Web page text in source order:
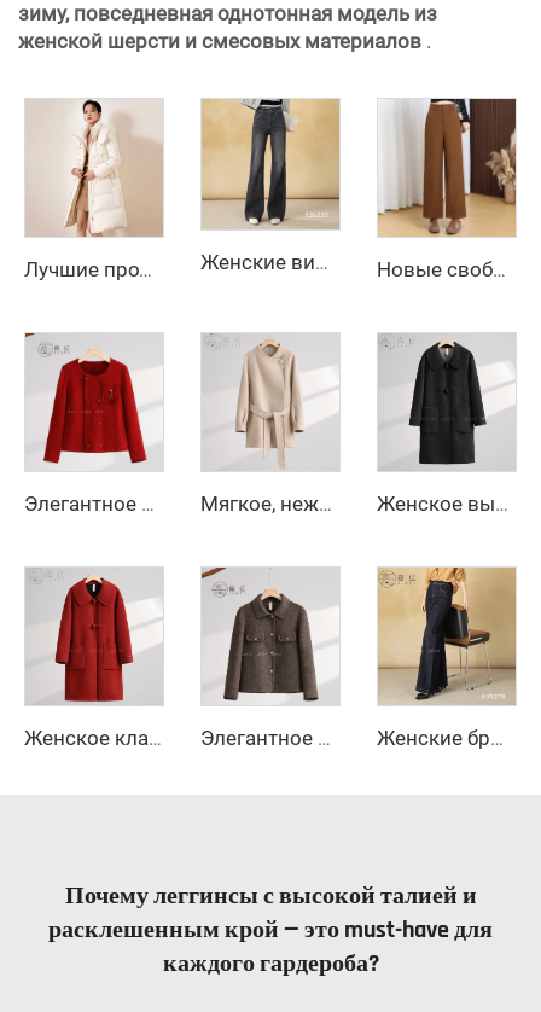
зиму, повседневная однотонная модель из
женской шерсти и смесовых материалов .
Лучшие продажи, зимняя женская одежда на заказ, женские куртки, пуховики, длинная пузырчатая пуховая куртка для женщин Женские винтажные темные джинсы прямого кроя с эластичной тканью, дышащие, свободного покроя, широкие, для делового гардероба, простой модный стиль Новые свободные брюки-карандаш с широкими штанинами для женщин, женские брюки, женская одежда, длинные брюки
Элегантное женское зимнее стеганое шерстяное пальто с двойным рядом пуговиц и декором логотипа с мехом, новая коллекция, основной цвет Мягкое, нежное пальто из шерсти с воротником-стойкой, пояс на талии, льстящее фигуре, средней длины, шерстяное пальто Женское высококачественное зимнее пальто из 100% шерстяного флиса, длинная тёплая куртка однотонного цвета, с овчиной, гладкое окрашенное, с длинными рукавами
Женское классическое двустороннее шерстяное длинное пальто, тёплое однобортное зимнее пальто с отложным воротником, застёжка на пояс, с капюшоном из кашемира Элегантное женское длинное зимнее стеганое шерстяное пальто с двойным рядом пуговиц из кашемира, декоративной логотипом, однотонное — новая коллекция Женские брюки с широкими штанинами и длинными рукавами, застежка на молнии, осенний уличный стиль, анти-складки, повседневные джинсы
Почему леггинсы с высокой талией и
расклешенным крой — это must-have для
каждого гардероба?